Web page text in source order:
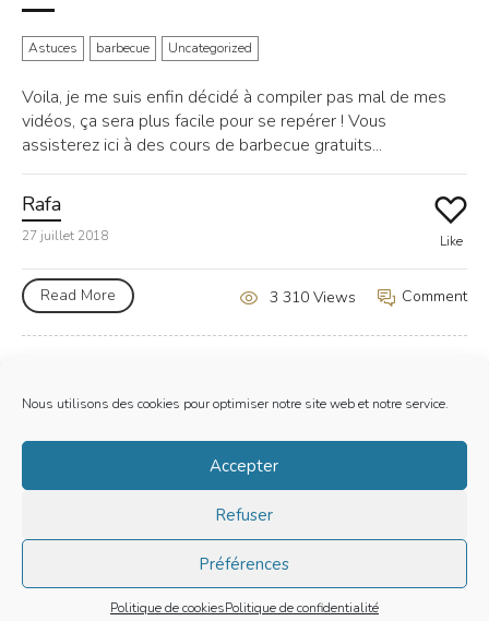
Nous utilisons des cookies pour optimiser notre site web et notre service.
Accepter
Refuser
Préférences
Politique de cookiesPolitique de confidentialité
Astuces barbecue Uncategorized
Voila, je me suis enfin décidé à compiler pas mal de mes
vidéos, ça sera plus facile pour se repérer ! Vous
assisterez ici à des cours de barbecue gratuits...
Rafa
27 juillet 2018 Like
Read More Comment
3 310 Views
Mentions Legales
Politique de cookies (EU)
LE BARBECUE DE RAFA | TOUS DROITS RESERVES | © 2019
Site is using a trial version of the theme. Please enter your
purchase code in theme settings to activate it orpurchase this
wordpress theme here